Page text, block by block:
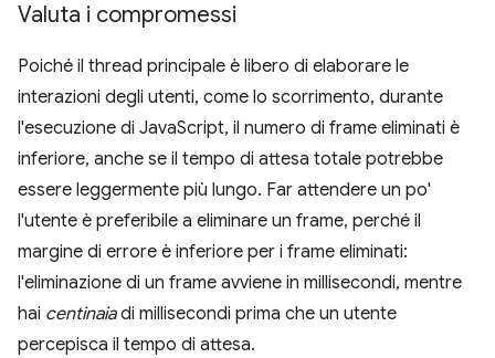
Valuta i compromessi
Poiché il thread principale è libero di elaborare le
interazioni degli utenti, come lo scorrimento, durante
l'esecuzione di JavaScript, il numero di frame eliminati è
inferiore, anche se il tempo di attesa totale potrebbe
essere leggermente più lungo. Far attendere un po'
l'utente è preferibile a eliminare un frame, perché il
margine di errore è inferiore per i frame eliminati:
l'eliminazione di un frame avviene in millisecondi, mentre
hai centinaiadi millisecondi prima che un utente
percepisca il tempo di attesa.